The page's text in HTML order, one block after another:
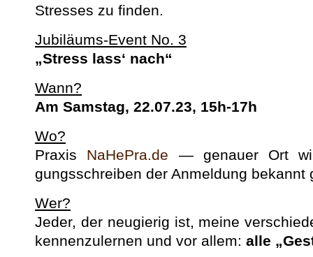
Stress­es zu finden.
Jubiläums-Event No. 3
„Stress lass‘ nach“
Wann?
Am Sam­stag, 22.07.23, 15h-17h
Wo?
Prax­is NaHePra.de — genauer Ort
gungss­chreiben der Anmel­dung bekan­nt
Wer?
Jed­er, der neugierig ist, meine
ken­nen­zuler­nen und vor allem: alle